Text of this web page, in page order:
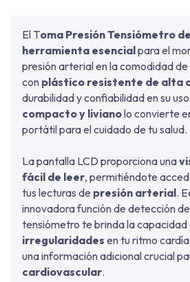
El Toma Presión Tensiómetro
herramienta esencialpara el
presión arterial en la comodidad
con plástico resistente de alta
durabilidad y confiabilidad en su
compacto y livianolo convierte
portátil para el cuidado de tu salud.
La pantalla LCD proporciona una
fácil de leer, permitiéndote
tus lecturas de presión arterial.
innovadora función de detección
tensiómetro te brinda la capacidad
irregularidades en tu ritmo
una información adicional crucial
cardiovascular.